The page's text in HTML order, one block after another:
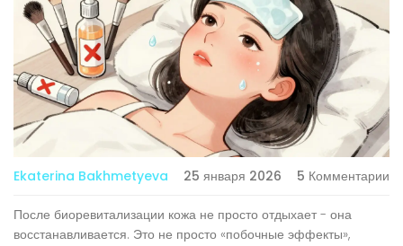
Ekaterina Bakhmetyeva 25 января 2026 5 Комментарии
После биоревитализации кожа не просто отдыхает - она
восстанавливается. Это не просто «побочные эффекты»,